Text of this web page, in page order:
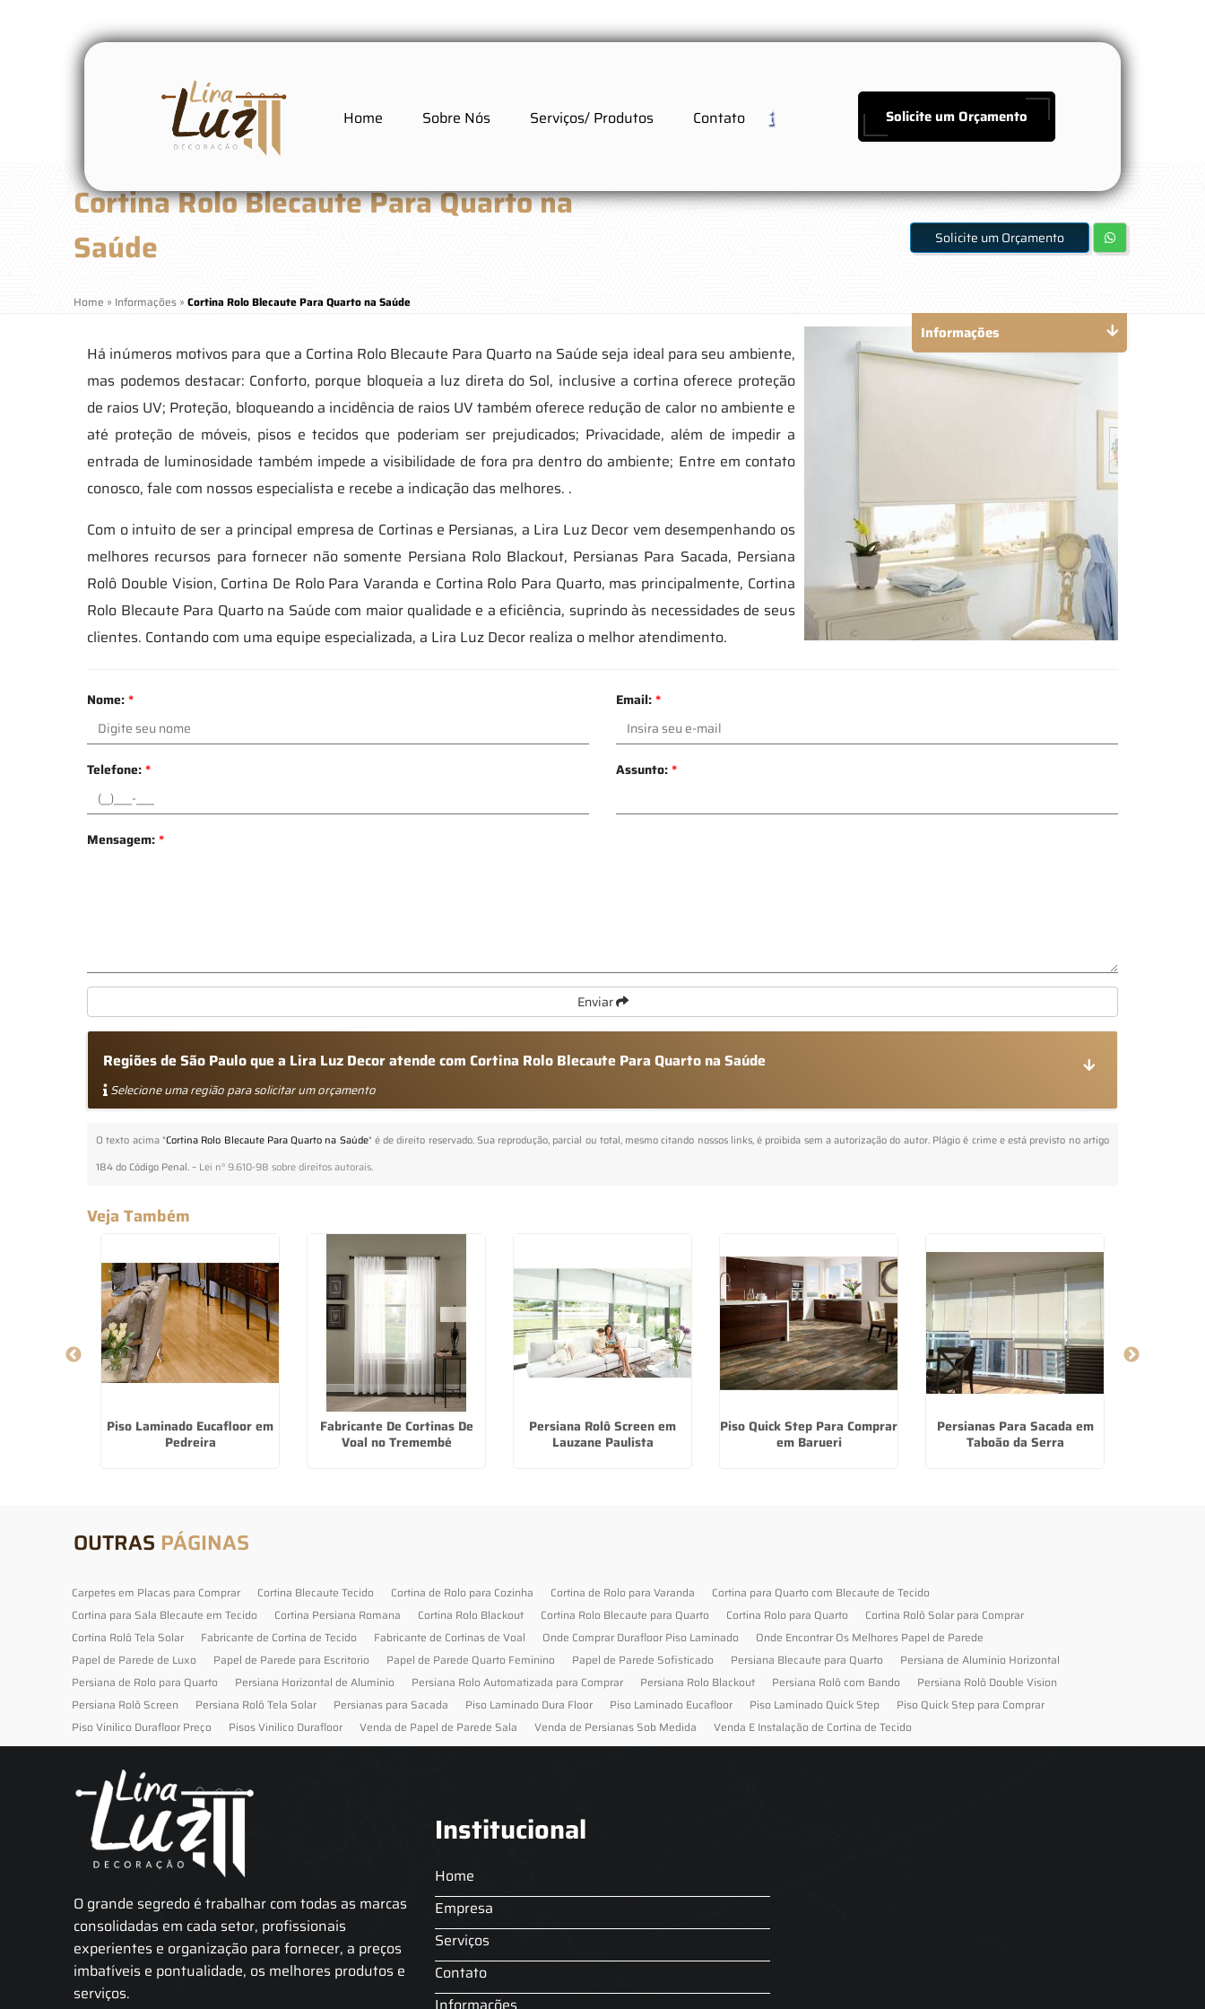
Home Sobre Nós Serviços/ Produtos Contato Solicite um Orçamento
Cortina Rolo Blecaute Para Quarto na
Saúde
Home » Informações »Cortina Rolo Blecaute Para Quarto na Saúde
Solicite um Orçamento
Há inúmeros motivos para que a Cortina Rolo Blecaute Para Quarto na Saúde seja ideal para seu ambiente,
mas podemos destacar: Conforto, porque bloqueia a luz direta do Sol, inclusive a cortina oferece proteção
de raios UV; Proteção, bloqueando a incidência de raios UV também oferece redução de calor no ambiente e
até proteção de móveis, pisos e tecidos que poderiam ser prejudicados; Privacidade, além de impedir a
entrada de luminosidade também impede a visibilidade de fora pra dentro do ambiente; Entre em contato
conosco, fale com nossos especialista e recebe a indicação das melhores. .
Com o intuito de ser a principal empresa de Cortinas e Persianas, a Lira Luz Decor vem desempenhando os
melhores recursos para fornecer não somente Persiana Rolo Blackout, Persianas Para Sacada, Persiana
Rolô Double Vision, Cortina De Rolo Para Varanda e Cortina Rolo Para Quarto, mas principalmente, Cortina
Rolo Blecaute Para Quarto na Saúde com maior qualidade e a eficiência, suprindo às necessidades de seus
clientes. Contando com uma equipe especializada, a Lira Luz Decor realiza o melhor atendimento.
Nome:* Email:*
Telefone:* Assunto:*
Mensagem:*
Enviar
Regiões de São Paulo que a Lira Luz Decor atende com Cortina Rolo Blecaute Para Quarto na Saúde
Selecione uma região para solicitar um orçamento
O texto acima "Cortina Rolo Blecaute Para Quarto na Saúde" é de direito reservado. Sua reprodução, parcial ou total, mesmo citando nossos links, é proibida sem a autorização do autor. Plágio é crime e está previsto no artigo
184 do Código Penal. – Lei n° 9.610-98 sobre direitos autorais.
Informações
Veja Também
Piso Laminado Eucafloor em
Pedreira
Fabricante De Cortinas De
Voal no Tremembé
Persiana Rolô Screen em
Lauzane Paulista
Piso Quick Step Para Comprar
em Barueri
Persianas Para Sacada em
Taboão da Serra
OUTRAS PÁGINAS
Carpetes em Placas para Comprar Cortina Blecaute Tecido Cortina de Rolo para Cozinha Cortina de Rolo para Varanda
Cortina para Quarto com Blecaute de Tecido
Cortina para Sala Blecaute em Tecido
Cortina Persiana Romana Cortina Rolo Blackout Cortina Rolo Blecaute para Quarto Cortina Rolo para Quarto
Cortina Rolô Solar para Comprar
Cortina Rolô Tela Solar
Fabricante de Cortina de Tecido Fabricante de Cortinas de Voal Onde Comprar Durafloor Piso Laminado
Onde Encontrar Os Melhores Papel de Parede
Papel de Parede de Luxo
Papel de Parede para Escritorio Papel de Parede Quarto Feminino Papel de Parede Sofisticado Persiana Blecaute para Quarto
Persiana de Alumínio Horizontal
Persiana de Rolo para Quarto
Persiana Horizontal de Alumínio Persiana Rolo Automatizada para Comprar Persiana Rolo Blackout Persiana Rolô com Bando
Persiana Rolô Double Vision
Persiana Rolô Screen
Persiana Rolô Tela Solar Persianas para Sacada Piso Laminado Dura Floor Piso Laminado Eucafloor Piso Laminado Quick Step
Piso Quick Step para Comprar
Piso Vinilico Durafloor Preço
Pisos Vinilico Durafloor Venda de Papel de Parede Sala Venda de Persianas Sob Medida Venda E Instalação de Cortina de Tecido
O grande segredo é trabalhar com todas as marcas
consolidadas em cada setor, profissionais
experientes e organização para fornecer, a preços
imbatíveis e pontualidade, os melhores produtos e
serviços.
Institucional
Home
Empresa
Serviços
Contato